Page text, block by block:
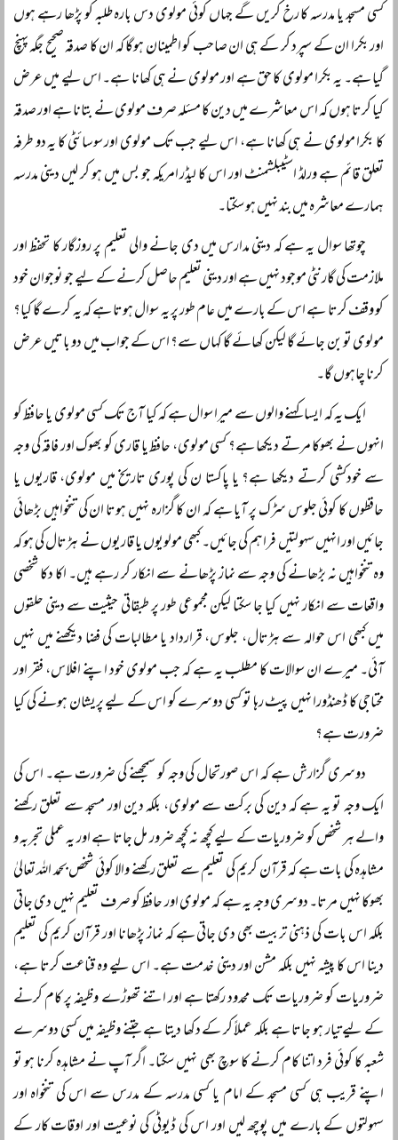
کسی مسجد یا مدرسہ کا رخ کریں گے جہاں کوئی مولوی دس بارہ طلبہ کو پڑھا رہے ہوں
اور بکرا ان کے سپرد کر کے ہی ان صاحب کو اطمینان ہوگا کہ ان کا صدقہ صحیح جگہ پہنچ
گیا ہے۔ یہ بکرا مولوی کا حق ہے اور مولوی نے ہی کھانا ہے۔ اس لیے میں عرض
کیا کرتا ہوں کہ اس معاشرے میں دین کا مسئلہ صرف مولوی نے بتانا ہے اور صدقہ
کا بکرا مولوی نے ہی کھانا ہے، اس لیے جب تک مولوی اور سوسائٹی کا یہ دو طرفہ
تعلق قائم ہے ورلڈ اسٹیبلشمنٹ اور اس کا لیڈر امریکہ جو بس میں ہو کر لیں دینی مدرسہ
ہمارے معاشرہ میں بند نہیں ہو سکتا۔
چوتھا سوال یہ ہے کہ دینی مدارس میں دی جانے والی تعلیم پر روزگار کا تحفظ اور
ملازمت کی گارنٹی موجود نہیں ہے اور دینی تعلیم حاصل کرنے کے لیے جو نوجوان خود
کو وقف کرتا ہے اس کے بارے میں عام طور پر یہ سوال ہوتا ہے کہ یہ کرے گا کیا؟
مولوی تو بن جائے گا لیکن کھائے گا کہاں سے؟ اس کے جواب میں دو باتیں عرض
کرنا چاہوں گا۔
ایک یہ کہ ایسا کہنے والوں سے میرا سوال ہے کہ کیا آج تک کسی مولوی یا حافظ کو
انہوں نے بھوکا مرتے دیکھا ہے؟ کسی مولوی، حافظ یا قاری کو بھوک اور فاقہ کی وجہ
سے خودکشی کرتے دیکھا ہے؟ یا پاکستا ن کی پوری تاریخ میں مولوی، قاریوں یا
حافظوں کا کوئی جلوس سڑک پر آیا ہے کہ ان کا گزارہ نہیں ہوتا ان کی تنخواہیں بڑھائی
جائیں اور انہیں سہولتیں فراہم کی جائیں۔ کبھی مولویوں یا قاریوں نے ہڑتال کی ہو کہ
وہ تنخواہیں نہ بڑھانے کی وجہ سے نماز پڑھانے سے انکار کر رہے ہیں۔ اکا دکا شخصی
واقعات سے انکار نہیں کیا جا سکتا لیکن مجموعی طور پر طبقاتی حیثیت سے دینی حلقوں
میں کبھی اس حوالہ سے ہڑتال، جلوس، قرارداد یا مطالبات کی فضا دیکھنے میں نہیں
آئی۔ میرے ان سوالات کا مطلب یہ ہے کہ جب مولوی خود اپنے افلاس، فقر اور
محتاجی کا ڈھنڈورا نہیں پیٹ رہا تو کسی دوسرے کو اس کے لیے پریشان ہونے کی کیا
ضرورت ہے؟
دوسری گزارش ہے کہ اس صورتحال کی وجہ کو سمجھنے کی ضرورت ہے۔ اس کی
ایک وجہ تو یہ ہے کہ دین کی برکت سے مولوی، بلکہ دین اور مسجد سے تعلق رکھنے
والے ہر شخص کو ضروریات کے لیے کچھ نہ کچھ ضرور مل جاتا ہے اور یہ عملی تجربہ و
مشاہدہ کی بات ہے کہ قرآن کریم کی تعلیم سے تعلق رکھنے والا کوئی شخص بحمد اللہ تعالیٰ
بھوکا نہیں مرتا۔ دوسری وجہ یہ ہے کہ مولوی اور حافظ کو صرف تعلیم نہیں دی جاتی
بلکہ اس بات کی ذہنی تربیت بھی دی جاتی ہے کہ نماز پڑھانا اور قرآن کریم کی تعلیم
دینا اس کا پیشہ نہیں بلکہ مشن اور دینی خدمت ہے۔ اس لیے وہ قناعت کرتا ہے،
ضروریات کو ضروریات تک محدود رکھتا ہے اور اتنے تھوڑے وظیفہ پر کام کرنے
کے لیے تیار ہو جاتا ہے بلکہ عملاً کر کے دکھا دیتا ہے جتنے وظیفہ میں کسی دوسرے
شعبہ کا کوئی فرد اتنا کام کرنے کا سوچ بھی نہیں سکتا۔ اگر آپ نے مشاہدہ کرنا ہو تو
اپنے قریب ہی کسی مسجد کے امام یا کسی مدرسہ کے مدرس سے اس کی تنخواہ اور
سہولتوں کے بارے میں پوچھ لیں اور اس کی ڈیوٹی کی نوعیت اور اوقات کار کے